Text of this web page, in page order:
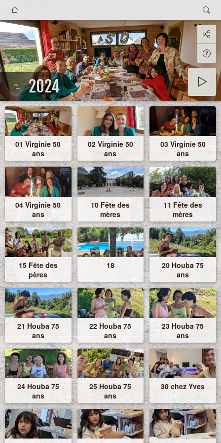
2024
01 Virginie 50
ans
02 Virginie 50
ans
03 Virginie 50
ans
04 Virginie 50
ans
10 Fête des
mères
11 Fête des
mères
15 Fête des
pères
18
20 Houba 75
ans
21 Houba 75
ans
22 Houba 75
ans
23 Houba 75
ans
24 Houba 75
ans
25 Houba 75
ans
30 chez Yves